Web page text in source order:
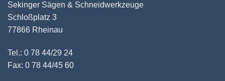
Sekinger Sägen & Schneidwerkzeuge
Schloßplatz 3
77866 Rheinau
Tel.: 0 78 44/29 24
Fax: 0 78 44/45 60